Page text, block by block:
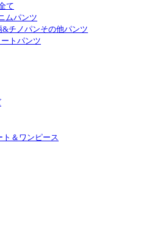
て
ムパンツ
&チノパンその他パンツ
トパンツ
ト＆ワンピース